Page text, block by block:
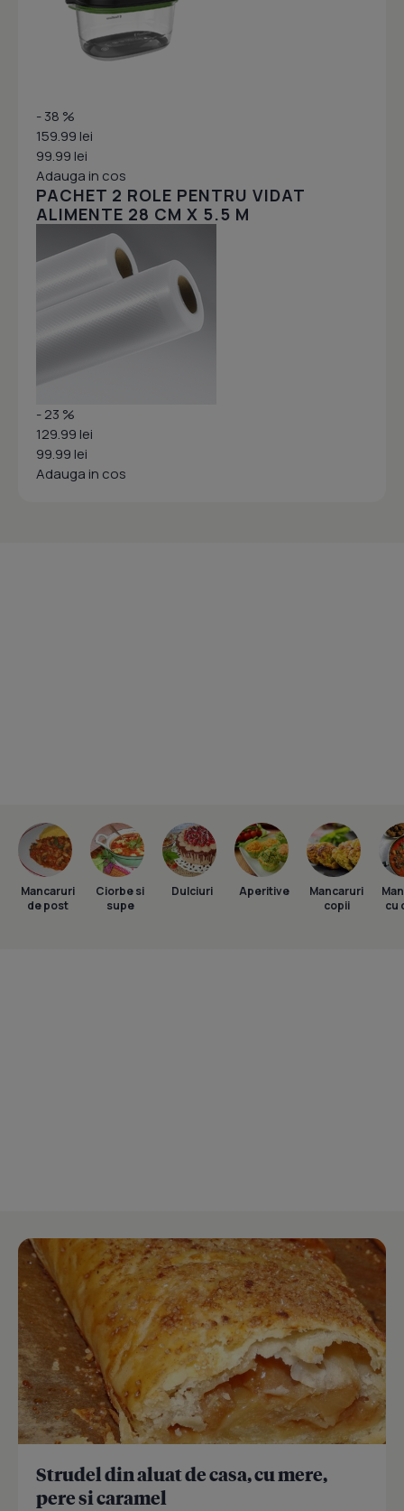
- 38 %
159.99 lei
99.99 lei
Adauga in cos
PACHET 2 ROLE PENTRU VIDAT
ALIMENTE 28 CM X 5.5 M
- 23 %
129.99 lei
99.99 lei
Adauga in cos
Mancaruri
de post
Ciorbe si
supe
Dulciuri Aperitive
Mancaruri
copii
cu
Strudel din aluat de casa, cu mere,
pere si caramel